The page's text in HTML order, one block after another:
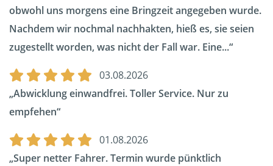
obwohl uns morgens eine Bringzeit angegeben wurde.
Nachdem wir nochmal nachhakten, hieß es, sie seien
zugestellt worden, was nicht der Fall war. Eine...
03.08.2026
Abwicklung einwandfrei. Toller Service. Nur zu
empfehen
01.08.2026
Super netter Fahrer. Termin wurde pünktlich